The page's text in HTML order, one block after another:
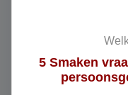
toegankelijke
op een
meesturen:
Het
ondernemer
5 Smaken